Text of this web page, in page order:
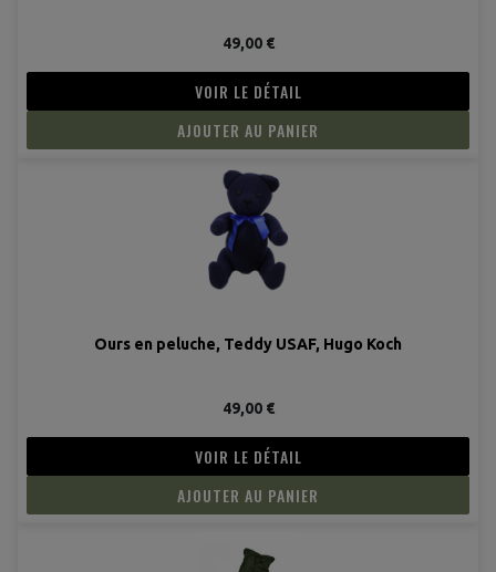
49,00 €
VOIR LE DÉTAIL
AJOUTER AU PANIER
Ours en peluche, Teddy USAF, Hugo Koch
49,00 €
VOIR LE DÉTAIL
AJOUTER AU PANIER